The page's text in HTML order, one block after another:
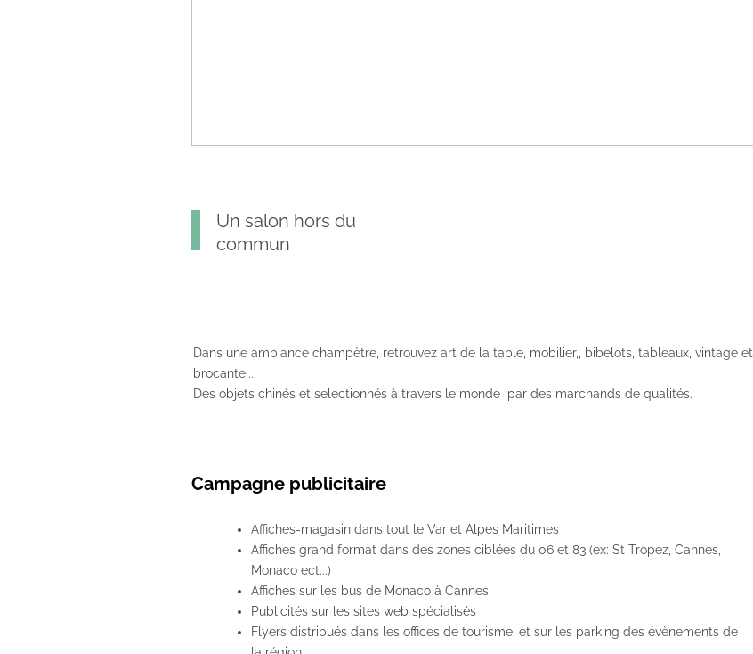
Un salon hors du
commun
Campagne publicitaire
Affiches-magasin dans tout le Var et Alpes Maritimes
Affiches grand format dans des zones ciblées du 06 et 83 (ex: St Tropez, Cannes,
Monaco ect...)
Affiches sur les bus de Monaco à Cannes
Publicités sur les sites web spécialisés
Flyers distribués dans les offices de tourisme, et sur les parking des évènements de
Dans une ambiance champètre, retrouvez art de la table, mobilier,, bibelots, tableaux, vintage et
brocante....
Des objets chinés et selectionnés à travers le monde par des marchands de qualités.